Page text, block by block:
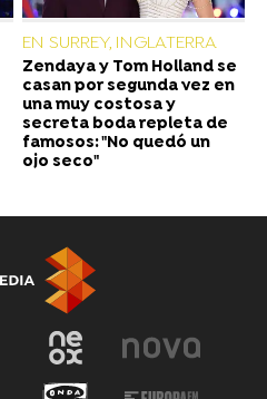
EN SURREY, INGLATERRA
Zendaya y Tom Holland se
casan por segunda vez en
una muy costosa y
secreta boda repleta de
famosos: "No quedó un
ojo seco"